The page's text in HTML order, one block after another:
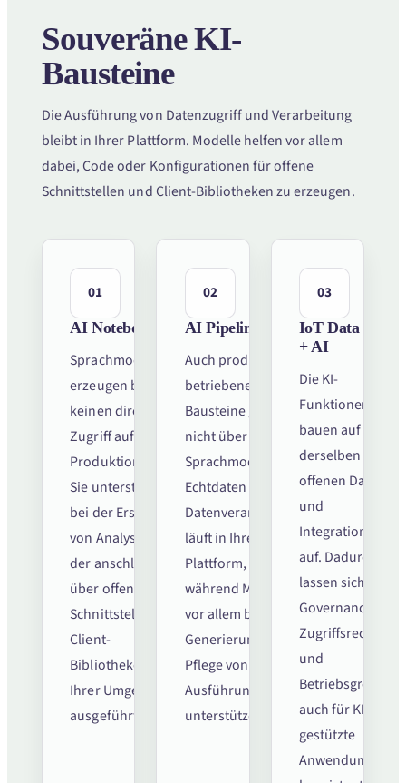
Souveräne KI-
Bausteine
Die Ausführung von Datenzugriff und Verarbeitung
bleibt in Ihrer Plattform. Modelle helfen vor allem
dabei, Code oder Konfigurationen für offene
Schnittstellen und Client-Bibliotheken zu erzeugen.
01
AI Notebooks
Sprachmodelle
erzeugen bei uns
keinen direkten
Zugriff auf
Produktionsdaten.
Sie unterstützen
bei der Erstellung
von Analysecode,
der anschließend
über offene
Schnittstellen und
Client-
Bibliotheken in
Ihrer Umgebung
ausgeführt wird.
02
AI Pipelines
Auch produktiv
betriebene KI-
Bausteine greifen
nicht über das
Sprachmodell auf
Echtdaten zu. Die
Datenverarbeitung
läuft in Ihrer
Plattform,
während Modelle
vor allem bei der
Generierung und
Pflege von
Ausführungslogik
unterstützen.
03
IoT Data Hub
+ AI
Die KI-
Funktionen
bauen auf
derselben
offenen Daten-
und
Integrationsbasis
auf. Dadurch
lassen sich
Governance,
Zugriffsrechte
und
Betriebsgrenzen
auch für KI-
gestützte
Anwendungen